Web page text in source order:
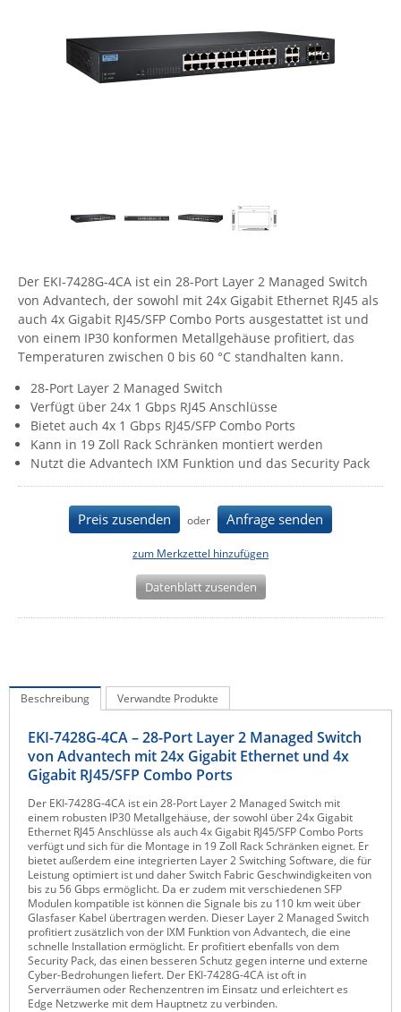
IP, WLAN & GSM Sensorik
Datenlogger
IoT - Internet of Things
Remote I/O
IPC, Industrielle Netzwerktechnik & WLAN
CompleTech
Contemporary Controls
Fokus Technologies
Gude
Guntermann & Drunck
High Sec Labs
HW group
Icron
IEC Lock
Ihse
Kramer Electronics
KVM TEC
Milesight
Panorama Antennas
PatchSee
Power Kingdom
Poynting
Raritan
Riello UPS
Server Technology
Siretta
SIRIO Antenne
Sunbird
Tactical Software
Der EKI-7428G-4CA ist ein 28-Port Layer 2 Managed Switch
von Advantech, der sowohl mit 24x Gigabit Ethernet RJ45 als
auch 4x Gigabit RJ45/SFP Combo Ports ausgestattet ist und
von einem IP30 konformen Metallgehäuse profitiert, das
Temperaturen zwischen 0 bis 60 °C standhalten kann.
28-Port Layer 2 Managed Switch
Verfügt über 24x 1 Gbps RJ45 Anschlüsse
Bietet auch 4x 1 Gbps RJ45/SFP Combo Ports
Kann in 19 Zoll Rack Schränken montiert werden
Nutzt die Advantech IXM Funktion und das Security Pack
Preis zusenden oder Anfrage senden
zum Merkzettel hinzufügen
Datenblatt zusenden
Beschreibung Verwandte Produkte
EKI-7428G-4CA – 28-Port Layer 2 Managed Switch
von Advantech mit 24x Gigabit Ethernet und 4x
Gigabit RJ45/SFP Combo Ports
Der EKI-7428G-4CA ist ein 28-Port Layer 2 Managed Switch mit
einem robusten IP30 Metallgehäuse, der sowohl über 24x Gigabit
Ethernet RJ45 Anschlüsse als auch 4x Gigabit RJ45/SFP Combo Ports
verfügt und sich für die Montage in 19 Zoll Rack Schränken eignet. Er
bietet außerdem eine integrierten Layer 2 Switching Software, die für
Leistung optimiert ist und daher Switch Fabric Geschwindigkeiten von
bis zu 56 Gbps ermöglicht. Da er zudem mit verschiedenen SFP
Modulen kompatible ist können die Signale bis zu 110 km weit über
Glasfaser Kabel übertragen werden. Dieser Layer 2 Managed Switch
profitiert zusätzlich von der IXM Funktion von Advantech, die eine
schnelle Installation ermöglicht. Er profitiert ebenfalls von dem
Security Pack, das einen besseren Schutz gegen interne und externe
Cyber-Bedrohungen liefert. Der EKI-7428G-4CA ist oft in
Serverräumen oder Rechenzentren im Einsatz und erleichtert es
Edge Netzwerke mit dem Hauptnetz zu verbinden.